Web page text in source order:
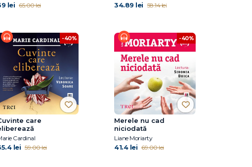
lei 65.00 lei 34.89 lei 58.14 lei
-40%
care
Cardinal
lei 59.00 lei
-40%
Merele nu cad
niciodată
Liane Moriarty
41.4 lei 69.00 lei